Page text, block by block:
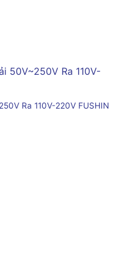
Ra 110V-220V FUSHIN